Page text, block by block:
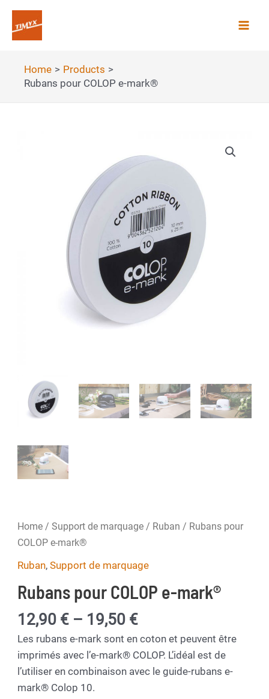
Skip
content
Home
Products
Rubans pour COLOP e-mark®
Home /Support de marquage / Ruban / Rubans pour
COLOP e-mark®
Ruban,Support de marquage
Rubans pour COLOP e-mark®
12,90 € – 19,50 €Price
range:
12,90 €
through
Les rubans e-mark sont en coton et peuvent être
imprimés avec l’e-mark® COLOP. L’idéal est de
l’utiliser en combinaison avec le guide-rubans e-
mark® Colop 10.